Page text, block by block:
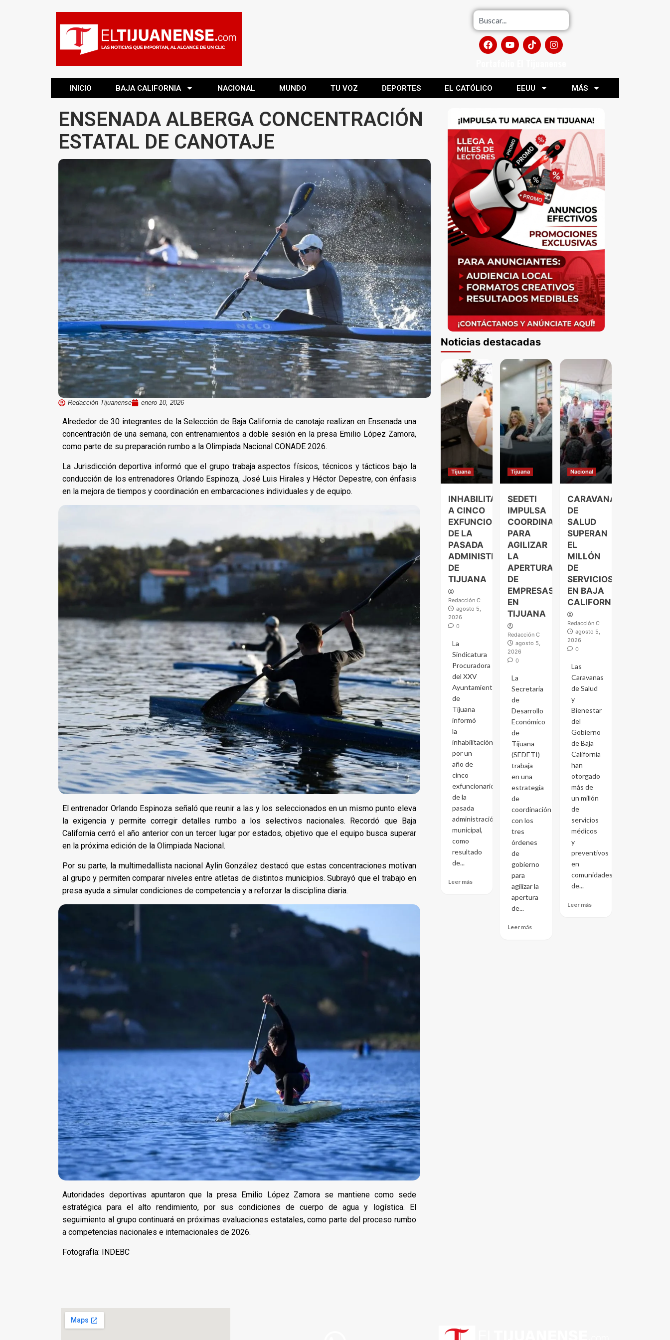
INICIO BAJA CALIFORNIA NACIONAL MUNDO TU VOZ DEPORTES EL CATÓLICO EEUU MÁS
ENSENADA ALBERGA CONCENTRACIÓN
ESTATAL DE CANOTAJE
Redacción Tijuanense enero 10, 2026
Alrededor de 30 integrantes de la Selección de Baja California de canotaje realizan en Ensenada una
concentración de una semana, con entrenamientos a doble sesión en la presa Emilio López Zamora,
como parte de su preparación rumbo a la Olimpiada Nacional CONADE 2026.
La Jurisdicción deportiva informó que el grupo trabaja aspectos físicos, técnicos y tácticos bajo la
conducción de los entrenadores Orlando Espinoza, José Luis Hirales y Héctor Depestre, con énfasis
en la mejora de tiempos y coordinación en embarcaciones individuales y de equipo.
El entrenador Orlando Espinoza señaló que reunir a las y los seleccionados en un mismo punto eleva
la exigencia y permite corregir detalles rumbo a los selectivos nacionales. Recordó que Baja
California cerró el año anterior con un tercer lugar por estados, objetivo que el equipo busca superar
en la próxima edición de la Olimpiada Nacional.
Por su parte, la multimedallista nacional Aylin González destacó que estas concentraciones motivan
al grupo y permiten comparar niveles entre atletas de distintos municipios. Subrayó que el trabajo en
presa ayuda a simular condiciones de competencia y a reforzar la disciplina diaria.
Autoridades deportivas apuntaron que la presa Emilio López Zamora se mantiene como sede
estratégica para el alto rendimiento, por sus condiciones de cuerpo de agua y logística. El
seguimiento al grupo continuará en próximas evaluaciones estatales, como parte del proceso rumbo
a competencias nacionales e internacionales de 2026.
Fotografía: INDEBC
Noticias destacadas
Tijuana
INHABILITAN
A CINCO
EXFUNCIONARIOS
DE LA
PASADA
ADMINISTRACIÓN
DE
TIJUANA
Redacción C
agosto 5,
2026
0
La
Sindicatura
Procuradora
del XXV
Ayuntamiento
de
Tijuana
informó
la
inhabilitación
por un
año de
cinco
exfuncionarios
de la
pasada
administración
municipal,
como
resultado
de...
Leer más
Tijuana
SEDETI
IMPULSA
COORDINACIÓN
PARA
AGILIZAR
LA
APERTURA
DE
EMPRESAS
EN
TIJUANA
Redacción C
agosto 5,
2026
0
La
Secretaría
de
Desarrollo
Económico
de
Tijuana
(SEDETI)
trabaja
en una
estrategia
de
coordinación
con los
tres
órdenes
de
gobierno
para
agilizar la
apertura
de...
Leer más
Nacional
CARAVANAS
DE
SALUD
SUPERAN
EL
MILLÓN
DE
SERVICIOS
EN BAJA
CALIFORNIA
Redacción C
agosto 5,
2026
0
Las
Caravanas
de Salud
y
Bienestar
del
Gobierno
de Baja
California
han
otorgado
más de
un millón
de
servicios
médicos
y
preventivos
en
comunidades
de...
Leer más